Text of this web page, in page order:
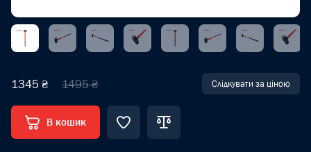
1345 ₴ 1495 ₴ Слідкувати за ціною
В кошик